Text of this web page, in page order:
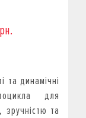
тa динамічні
для
тa